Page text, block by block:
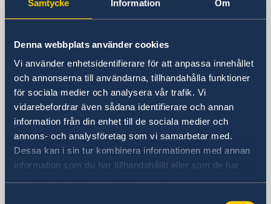
Samtycke Information Om
Denna webbplats använder cookies
Vi använder enhetsidentifierare för att anpassa innehållet
och annonserna till användarna, tillhandahålla funktioner
för sociala medier och analysera vår trafik. Vi
vidarebefordrar även sådana identifierare och annan
information från din enhet till de sociala medier och
annons- och analysföretag som vi samarbetar med.
Dessa kan i sin tur kombinera informationen med annan
information som du har tillhandahållit eller som de har
Sverige i Israel, Tel Aviv
Sveriges ambassad
Besöksadress
Adgar 360, 24 tr.
Hashlosha Street 2
Tel Aviv
Postadress
Embassy of Sweden
P.O.B. 9393
Tel Aviv 6109301